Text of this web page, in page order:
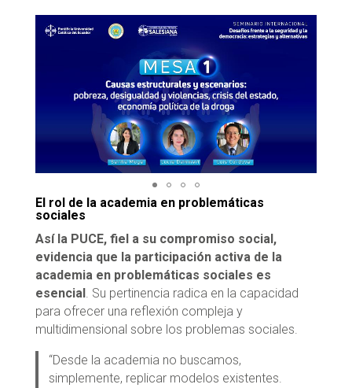
El rol de la academia en problemáticas
sociales
Así la PUCE, fiel a su compromiso social,
evidencia que la participación activa de la
academia en problemáticas sociales es
esencial . Su pertinencia radica en la capacidad
para ofrecer una reflexión compleja y
multidimensional sobre los problemas sociales.
“Desde la academia no buscamos,
simplemente, replicar modelos existentes.